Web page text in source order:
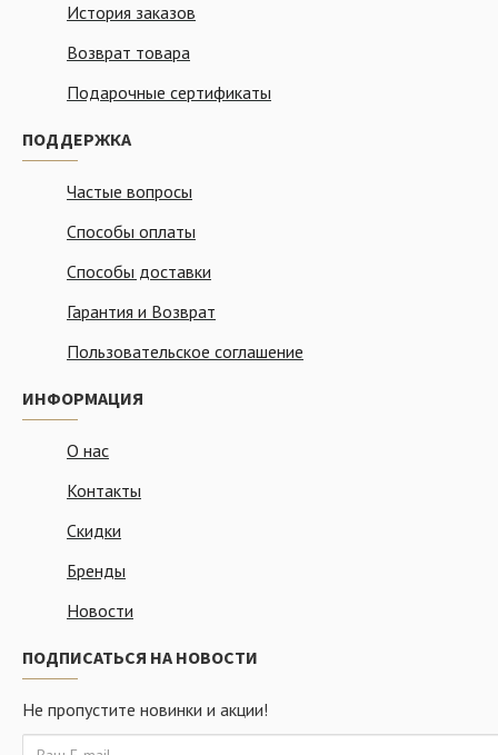
История заказов
Возврат товара
Подарочные сертификаты
ПОДДЕРЖКА
Частые вопросы
Способы оплаты
Способы доставки
Гарантия и Возврат
Пользовательское соглашение
ИНФОРМАЦИЯ
О нас
Контакты
Скидки
Бренды
Новости
ПОДПИСАТЬСЯ НА НОВОСТИ
Не пропустите новинки и акции!